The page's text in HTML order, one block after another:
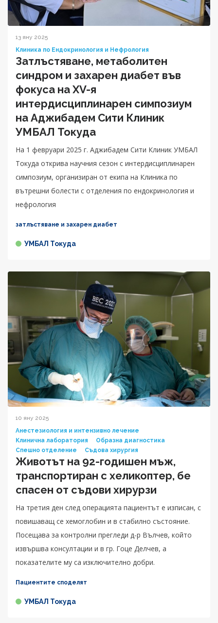
13 яну 2025
Клиника по Ендокринология и Нефрология
Затлъстяване, метаболитен
синдром и захарен диабет във
фокуса на XV-я
интердисциплинарен симпозиум
на Аджибадем Сити Клиник
УМБАЛ Токуда
На 1 февруари 2025 г. Аджибадем Сити Клиник УМБАЛ
Токуда открива научния сезон с интердисциплинарен
симпозиум, организиран от eкипа на Клиника по
вътрешни болести с отделения по ендокринология и
нефрология
затлъстяване и захарен диабет
УМБАЛ Токуда
10 яну 2025
Анестезиология и интензивно лечение
Клинична лаборатория
Образна диагностика
Спешно отделение
Съдова хирургия
Животът на 92-годишен мъж,
транспортиран с хеликоптер, бе
спасен от съдови хирурзи
На третия ден след операцията пациентът е изписан, с
повишаващ се хемоглобин и в стабилно състояние.
Посещава за контролни прегледи д-р Вълчев, който
извършва консултации и в гр. Гоце Делчев, а
показателите му са изключително добри.
Пациентите споделят
УМБАЛ Токуда